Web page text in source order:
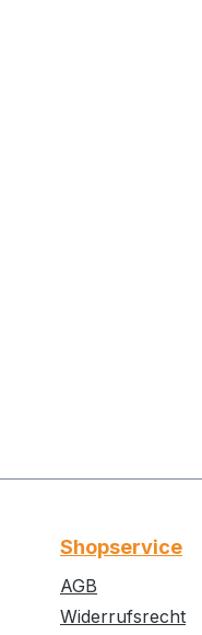
Shopservice
AGB
Widerrufsrecht